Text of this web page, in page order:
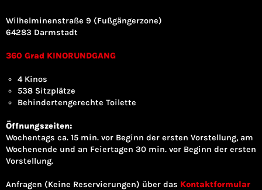
Wilhelminenstraße 9 (Fußgängerzone)
64283 Darmstadt
360 Grad KINORUNDGANG
4 Kinos
538 Sitzplätze
Behindertengerechte Toilette
Öffnungszeiten:
Wochentags ca. 15 min. vor Beginn der ersten Vorstellung, am
Wochenende und an Feiertagen 30 min. vor Beginn der ersten
Vorstellung.
Anfragen (Keine Reservierungen) über das Kontaktformular